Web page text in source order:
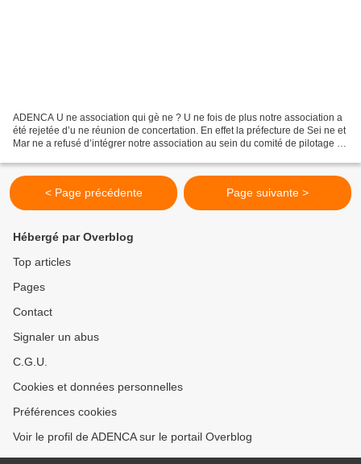
ADENCA U ne association qui gè ne ? U ne fois de plus notre association a
été rejetée d’u ne réunion de concertation. En effet la préfecture de Sei ne et
Mar ne a refusé d’intégrer notre association au sein du comité de pilotage du
< Page précédente Page suivante >
Hébergé par Overblog
Top articles
Pages
Contact
Signaler un abus
C.G.U.
Cookies et données personnelles
Préférences cookies
Voir le profil de ADENCA sur le portail Overblog